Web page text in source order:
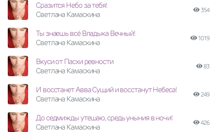
Сразится Небо за тебя!
Светлана Камаскина
354
Ты знаешь всё Владыка Вечный!
Светлана Камаскина
1019
Вкуси от Пасхи ревности
Светлана Камаскина
83
И восстанет Авва Сущий и восстанут Небеса!
Светлана Камаскина
249
До седмижды утешаю, средь уныния в ночи!
Светлана Камаскина
426